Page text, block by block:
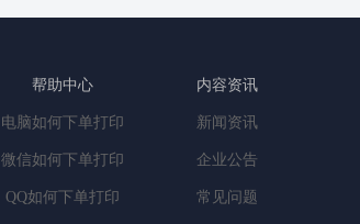
帮助中心
电脑如何下单打印
微信如何下单打印
QQ如何下单打印
内容资讯
新闻资讯
企业公告
常见问题